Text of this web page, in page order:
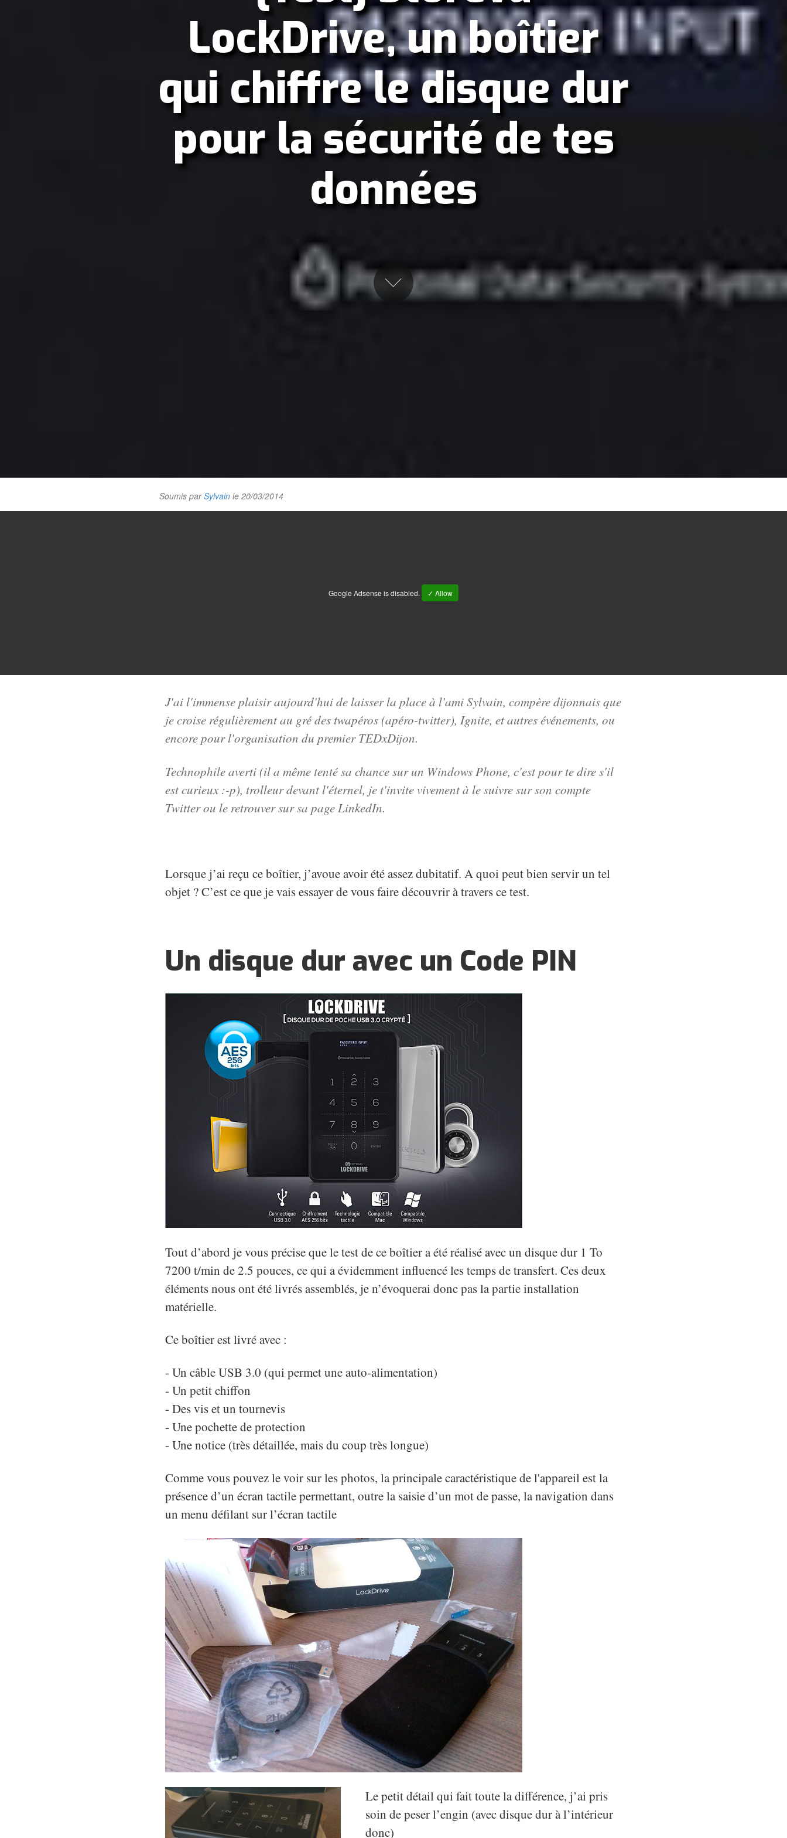
LockDrive, un boîtier
qui chiffre le disque dur
pour la sécurité de tes
données
Soumis parSylvain le 20/03/2014
Google Adsense is disabled. ✓ Allow
J'ai l'immense plaisir aujourd'hui de laisser la place à l'ami Sylvain, compère dijonnais que
je croise régulièrement au gré des twapéros (apéro-twitter), Ignite, et autres événements, ou
encore pourl'organisation du premier TEDxDijon.
Technophile averti (il a même tenté sa chance sur un Windows Phone, c'est pour te dire s'il
est curieux :-p), trolleur devant l'éternel, je t'invite vivement à le suivresur son compte
Twitterou le retrouver sursa page LinkedIn.
Lorsque j’ai reçu ce boîtier, j’avoue avoir été assez dubitatif. A quoi peut bien servir un tel
objet ? C’est ce que je vais essayer de vous faire découvrir à travers ce test.
Un disque dur avec un Code PIN
Tout d’abord je vous précise que le test de ce boîtier a été réalisé avec un disque dur 1 To
7200 t/min de 2.5 pouces, ce qui a évidemment influencé les temps de transfert. Ces deux
éléments nous ont été livrés assemblés, je n’évoquerai donc pas la partie installation
matérielle.
Ce boîtier est livré avec :
- Un câble USB 3.0 (qui permet une auto-alimentation)
- Un petit chiffon
- Des vis et un tournevis
- Une pochette de protection
- Une notice (très détaillée, mais du coup très longue)
Comme vous pouvez le voir sur les photos, la principale caractéristique de l'appareil est la
présence d’un écran tactile permettant, outre la saisie d’un mot de passe, la navigation dans
un menu défilant sur l’écran tactile
Le petit détail qui fait toute la différence, j’ai pris
soin de peser l’engin (avec disque dur à l’intérieur
donc)